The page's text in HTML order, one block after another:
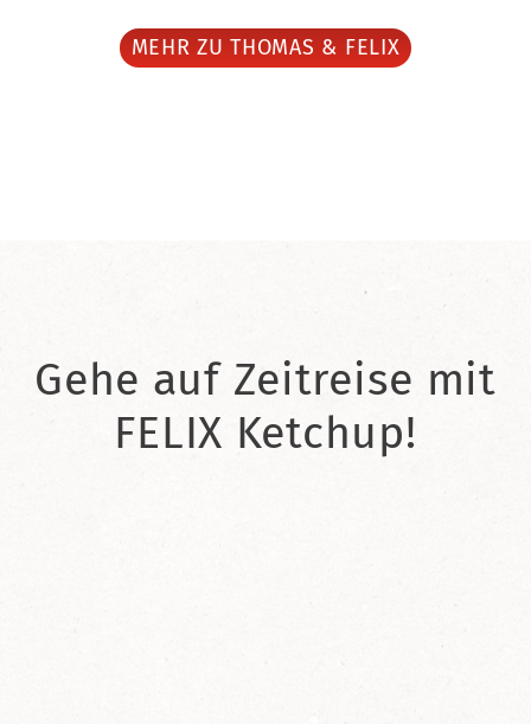
MEHR ZU THOMAS & FELIX
Gehe auf Zeitreise mit
FELIX Ketchup!